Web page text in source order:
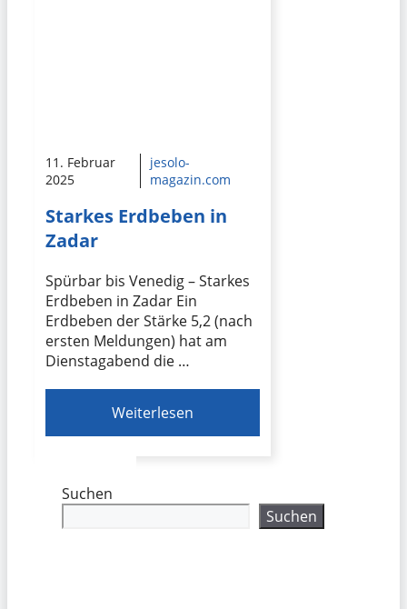
11. Februar
2025
jesolo-
magazin.com
Starkes Erdbeben in
Zadar
Spürbar bis Venedig – Starkes
Erdbeben in Zadar Ein
Erdbeben der Stärke 5,2 (nach
ersten Meldungen) hat am
Dienstagabend die …
Weiterlesen
Suchen
Suchen